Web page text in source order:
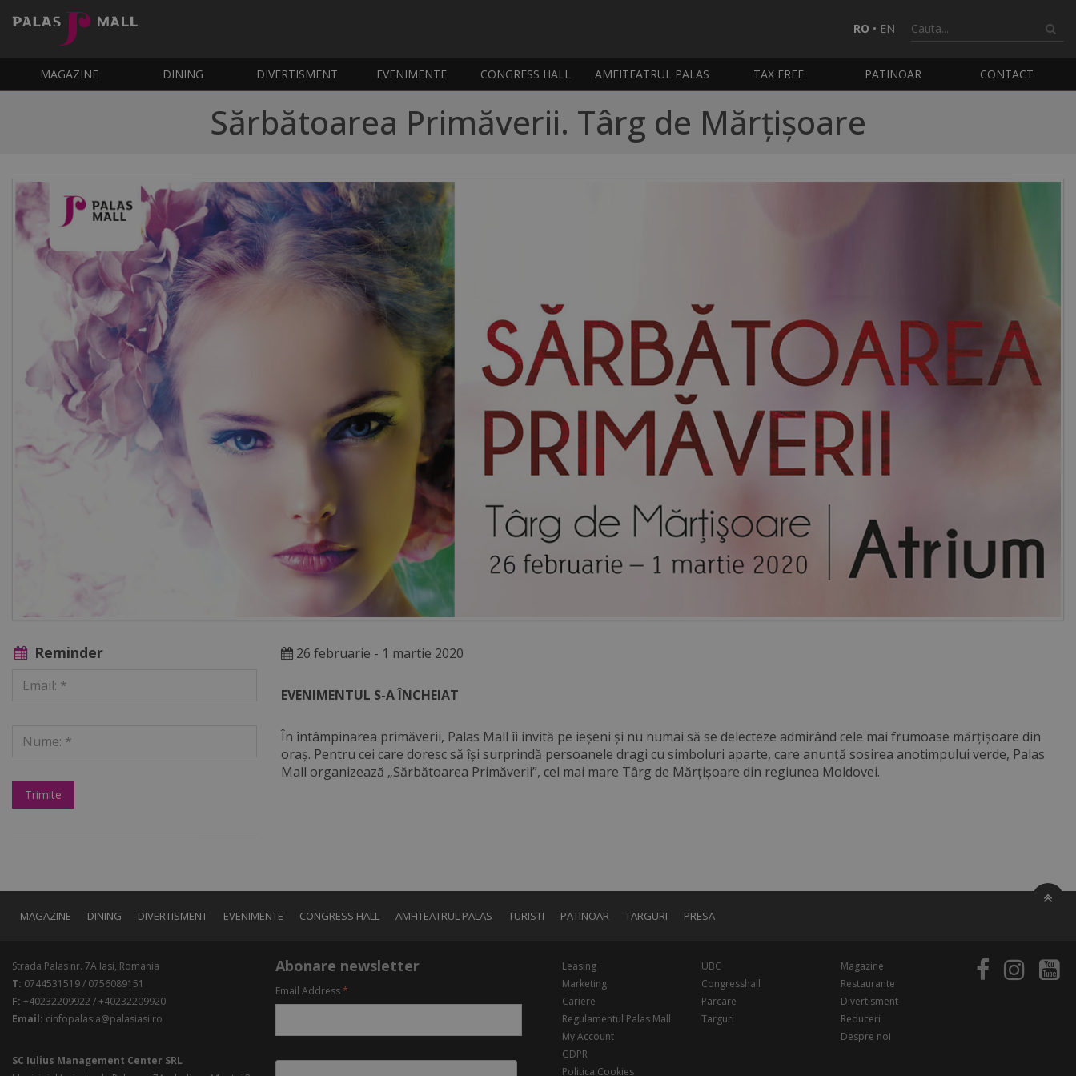
RO • EN
MAGAZINE DINING DIVERTISMENT EVENIMENTE CONGRESS HALL AMFITEATRUL PALAS TAX FREE PATINOAR CONTACT
Sărbătoarea Primăverii. Târg de Mărțișoare
26 februarie - 1 martie 2020
EVENIMENTUL S-A ÎNCHEIAT
În întâmpinarea primăverii, Palas Mall îi invită pe ieșeni și nu numai să se delecteze admirând cele mai frumoase mărțișoare din
oraș. Pentru cei care doresc să își surprindă persoanele dragi cu simboluri aparte, care anunță sosirea anotimpului verde, Palas
Mall organizează „Sărbătoarea Primăverii”, cel mai mare Târg de Mărțișoare din regiunea Moldovei.
Reminder
MAGAZINE DINING DIVERTISMENT EVENIMENTE CONGRESS HALL AMFITEATRUL PALAS TURISTI PATINOAR TARGURI PRESA
Strada Palas nr. 7A Iasi, Romania
T: 0744531519 / 0756089151
F: +40232209922 / +40232209920
Email: cinfopalas.a@palasiasi.ro
SC Iulius Management Center SRL
Abonare newsletter
Email Address*
Leasing
Marketing
Cariere
Regulamentul Palas Mall
My Account
GDPR
Politica Cookies
UBC
Congresshall
Parcare
Targuri
Magazine
Restaurante
Divertisment
Reduceri
Despre noi